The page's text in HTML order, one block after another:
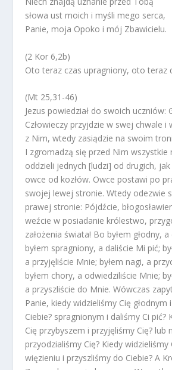
słowa ust moich i myśli mego serca,
Panie, moja Opoko i mój Zbawicielu.
(2 Kor 6,2b)
Oto teraz czas upragniony, oto teraz
(Mt 25,31-46)
Jezus powiedział do swoich uczniów:
Człowieczy przyjdzie w swej chwale i
z Nim, wtedy zasiądzie na swoim
I zgromadzą się przed Nim wszystkie
oddzieli jednych [ludzi] od drugich,
owce od kozłów. Owce postawi po
swojej lewej stronie. Wtedy odezwie
prawej stronie: Pójdźcie,
weźcie w posiadanie królestwo,
założenia świata! Bo byłem głodny,
byłem spragniony, a daliście Mi pić;
a przyjęliście Mnie; byłem nagi, a
byłem chory, a odwiedziliście Mnie;
a przyszliście do Mnie. Wówczas
Panie, kiedy widzieliśmy Cię głodnym
Ciebie? spragnionym i daliśmy Ci pić?
Cię przybyszem i przyjęliśmy Cię? lub
przyodzialiśmy Cię? Kiedy
więzieniu i przyszliśmy do Ciebie? A